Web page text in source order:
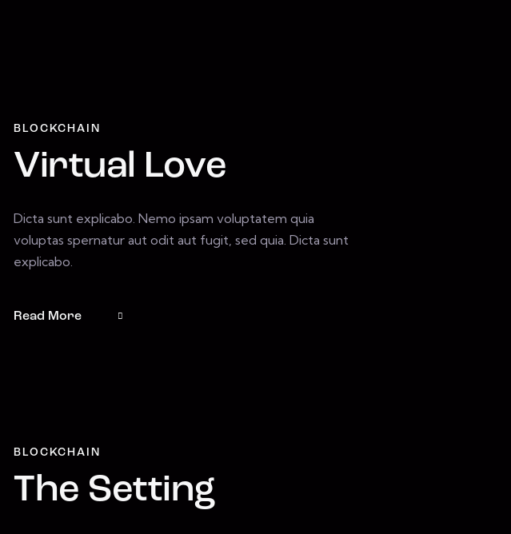
BLOCKCHAIN
Virtual Love
Dicta sunt explicabo. Nemo ipsam voluptatem quia
voluptas spernatur aut odit aut fugit, sed quia. Dicta sunt
explicabo.
Read More
BLOCKCHAIN
The Setting